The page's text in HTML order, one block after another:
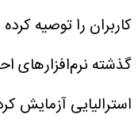
کاربران را توصیه